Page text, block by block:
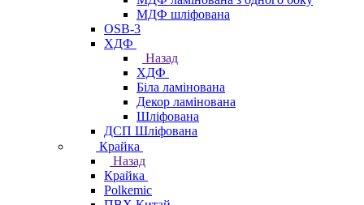
МДФ шліфована
OSB-3
ХДФ
Назад
ХДФ
Біла ламінована
Декор ламінована
Шліфована
ДСП Шліфована
Крайка
Назад
Крайка
Polkemic